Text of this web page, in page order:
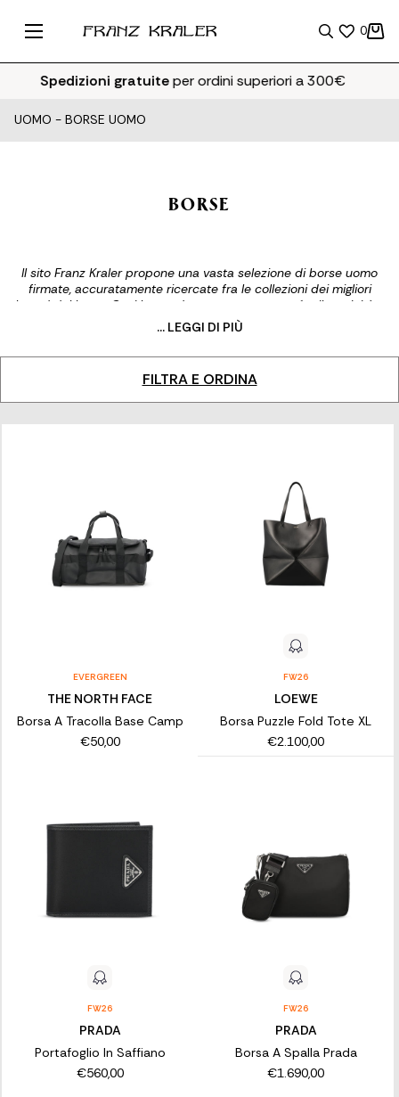
0
Spedizioni gratuiteper ordini superiori a 300€
UOMO - BORSE UOMO
BORSE
Il sito Franz Kraler propone una vasta selezione di borse uomo
firmate, accuratamente ricercate fra le collezioni dei migliori
brand del lusso. Ogni borsa da uomo porta con sé stile, unicità e
qualità, caratteristiche che la rendono un pezzo essenziale per
soddisfare tutte le esigenze: dal comodo zaino da viaggio, alla
all'immancabile portacarte, Franz Kraler è la tua destinazione
perfetta per rendere iconico il tuo outfit.
SCEGLI FRA LA AMPIA SELEZIONE DI
Scopri la nostra scelta di borse per uomini, pensata per chi
vuole sempre sentirsi alla moda. Approfitta della varietà di
borse Franz Kraler e lasciati ispirare dai trend del momento. Il
nostro servizio clienti dedicato e la spedizione rapida
renderanno indimenticabile la tua esperienza di shopping
... LEGGI DI PIÙ
FILTRA E ORDINA
EVERGREEN
THE NORTH FACE
Borsa A Tracolla Base Camp
€50,00
FW26
LOEWE
Borsa Puzzle Fold Tote XL
€2.100,00
FW26
PRADA
Portafoglio In Saffiano
€560,00
FW26
PRADA
Borsa A Spalla Prada
€1.690,00